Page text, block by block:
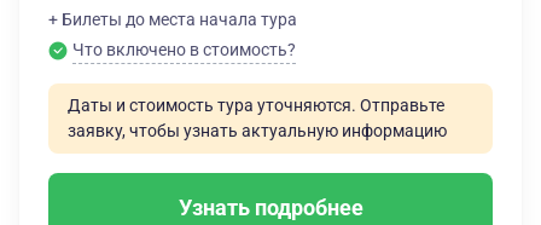
+ Билеты до места начала тура
Что включено в стоимость?
Даты и стоимость тура уточняются. Отправьте
заявку, чтобы узнать актуальную информацию
Узнать подробнее